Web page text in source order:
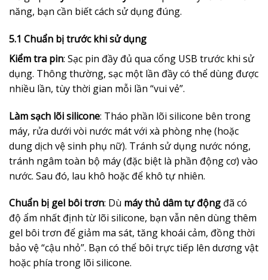
năng, bạn cần biết cách sử dụng đúng.
5.1 Chuẩn bị trước khi sử dụng
Kiểm tra pin: Sạc pin đầy đủ qua cổng USB trước khi sử
dụng. Thông thường, sạc một lần đầy có thể dùng được
nhiều lần, tùy thời gian mỗi lần “vui vẻ”.
Làm sạch lõi silicone: Tháo phần lõi silicone bên trong
máy, rửa dưới vòi nước mát với xà phòng nhẹ (hoặc
dung dịch vệ sinh phụ nữ). Tránh sử dụng nước nóng,
tránh ngâm toàn bộ máy (đặc biệt là phần động cơ) vào
nước. Sau đó, lau khô hoặc để khô tự nhiên.
Chuẩn bị gel bôi trơn: Dù máy thủ dâm tự động đã có
độ ẩm nhất định từ lõi silicone, bạn vẫn nên dùng thêm
gel bôi trơn để giảm ma sát, tăng khoái cảm, đồng thời
bảo vệ “cậu nhỏ”. Bạn có thể bôi trực tiếp lên dương vật
hoặc phía trong lõi silicone.